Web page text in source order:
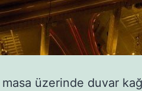
üzerinde duvar